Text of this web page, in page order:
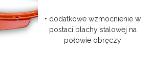
• dodatkowe wzmocnienie w
postaci blachy stalowej na
połowie obręczy